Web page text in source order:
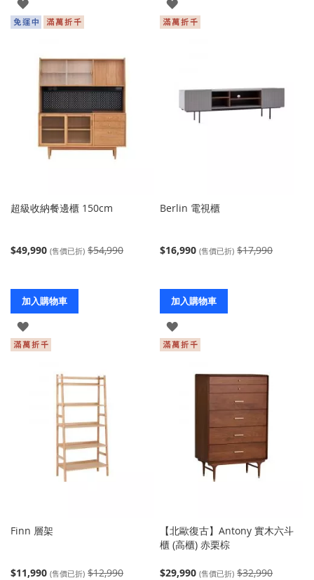
入
入
超級收納餐邊櫃 150cm
$49,990 (售價已折) $54,990
加入購物車
登
入
Berlin 電視櫃
$16,990 (售價已折) $17,990
加入購物車
登
入
Finn 層架
$11,990 (售價已折) $12,990
【北歐復古】Antony 實木六斗
櫃 (高櫃) 赤栗棕
$29,990 (售價已折) $32,990